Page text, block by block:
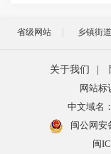
省级网站 乡镇街道
关于我们
网站标
中文域名
闽公网安
闽